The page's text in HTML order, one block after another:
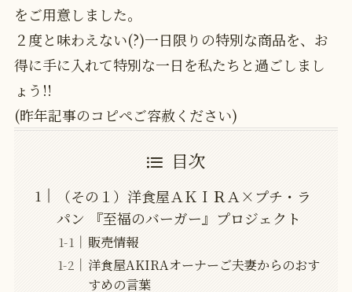
をご用意しました。
２度と味わえない(?)一日限りの特別な商品を、お
得に手に入れて特別な一日を私たちと過ごしまし
ょう!!
(昨年記事のコピペご容赦ください)
目次
（その１）洋食屋ＡＫＩＲＡ×プチ・ラ
パン 『至福のバーガー』プロジェクト
販売情報
洋食屋AKIRAオーナーご夫妻からのおす
すめの言葉